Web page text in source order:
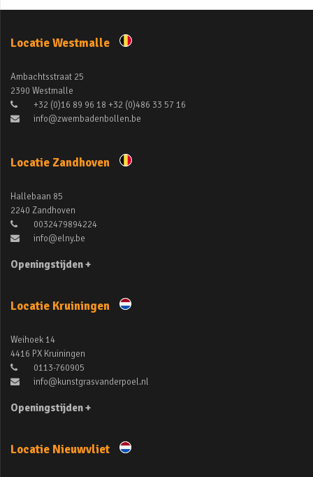
Locatie Westmalle
Ambachtsstraat 25
2390 Westmalle
+32 (0)16 89 96 18 +32 (0)486 33 57 16
info@zwembadenbollen.be
Locatie Zandhoven
Hallebaan 85
2240 Zandhoven
0032479894224
info@elny.be
Openingstijden +
Locatie Kruiningen
Weihoek 14
4416 PX Kruiningen
0113-760905
info@kunstgrasvanderpoel.nl
Openingstijden +
Locatie Nieuwvliet